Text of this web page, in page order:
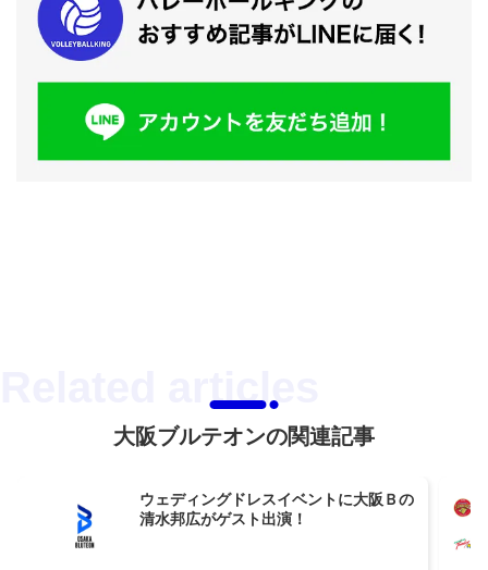
大阪ブルテオンの関連記事
ウェディングドレスイベントに大阪Ｂの
清水邦広がゲスト出演！